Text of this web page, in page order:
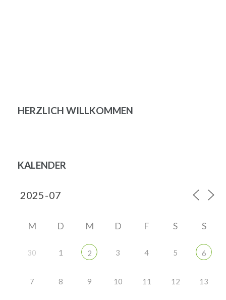
HERZLICH WILLKOMMEN
KALENDER
M D M D F S S
30 1 2 3 4 5 6
7 8 9 10 11 12 13